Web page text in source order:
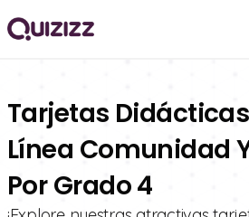
Tarjetas
Línea Comunidad
Por Grado 4